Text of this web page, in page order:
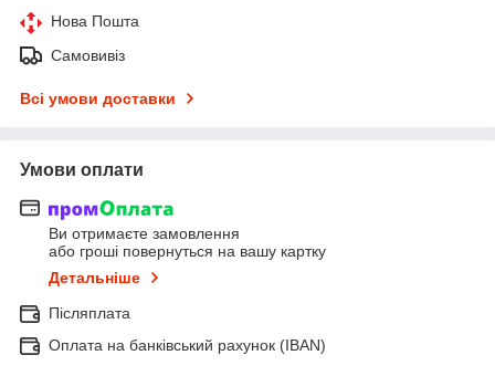
Нова Пошта
Самовивіз
Всі умови доставки
Умови оплати
Ви отримаєте замовлення
або гроші повернуться на вашу картку
Детальніше
Післяплата
Оплата на банківський рахунок (IBAN)